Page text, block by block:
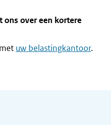
ons over een kortere
uw belastingkantoor.